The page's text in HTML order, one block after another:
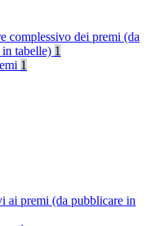
complessivo dei premi (da
tabelle) 1
1
ai premi (da pubblicare in